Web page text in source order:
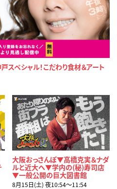
スペシャル！こだわり食材＆アート
大阪おっさんぽ▼高橋克実＆ナダ
ルと近大へ▼学内の(秘)寿司店
▼一般公開の巨大図書館
8月15日(土) 夜10:54〜11:54